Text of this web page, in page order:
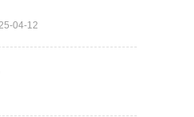
04-12